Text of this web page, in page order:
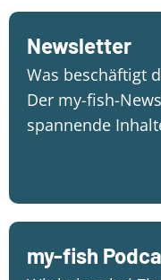
Newsletter
Was beschäftigt
Der my-fish-
spannende
my-fish